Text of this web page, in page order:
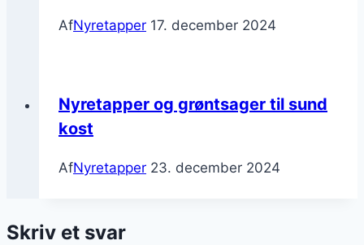
AfNyretapper 17. december 2024
Nyretapper og grøntsager til sund
kost
AfNyretapper 23. december 2024
Skriv et svar